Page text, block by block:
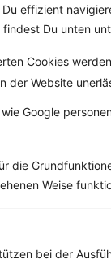
effizient
Du unten
Cookies
der Website
Google
die
Weise
bei der
und aus
denken. Der...
Weitere
‹